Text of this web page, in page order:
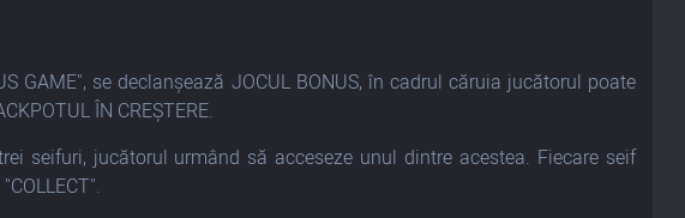
GAME", se declanșează JOCUL BONUS, în cadrul căruia jucătorul poate
ÎN CREȘTERE.
seifuri, jucătorul urmând să acceseze unul dintre acestea. Fiecare seif